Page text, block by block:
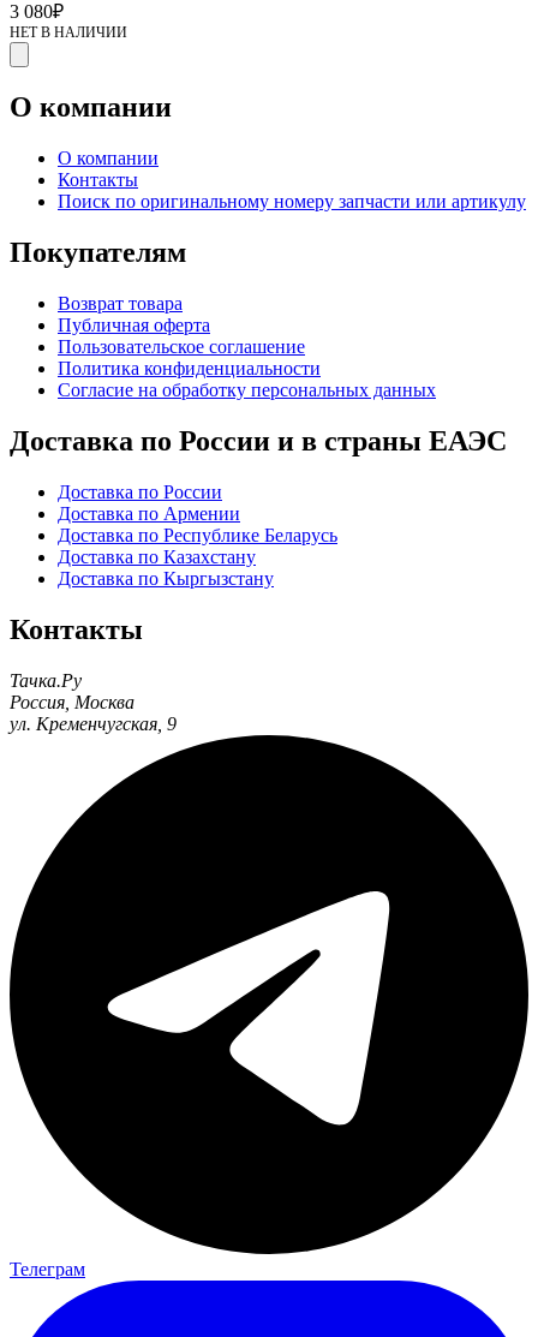
3 080₽
НЕТ В НАЛИЧИИ
О компании
О компании
Контакты
Поиск по оригинальному номеру запчасти или артикулу
Покупателям
Возврат товара
Публичная оферта
Пользовательское соглашение
Политика конфиденциальности
Согласие на обработку персональных данных
Доставка по России и в страны ЕАЭС
Доставка по России
Доставка по Армении
Доставка по Республике Беларусь
Доставка по Казахстану
Доставка по Кыргызстану
Контакты
Тачка.Ру
Россия Москва
ул. Кременчугская, 9
Телеграм